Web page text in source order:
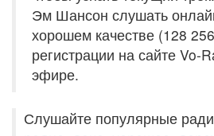
Эм Шансон слушать
хорошем качестве (128
регистрации на сайте Vo-
эфире.
Слушайте популярные